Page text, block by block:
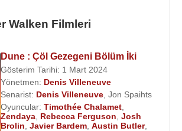
yatdan denize düşme
için Edgar Allan Poe
seslendirdi.
Steven Spielberg
Walken Filmleri
Dune : Çöl Gezegeni Bölüm İki
Gösterim Tarihi: 1 Mart 2024
Yönetmen: Denis Villeneuve
Senarist: Denis Villeneuve Jon Spaihts
Oyuncular: Timothée Chalamet
Zendaya Rebecca Ferguson Josh
Brolin Javier Bardem Austin Butler,